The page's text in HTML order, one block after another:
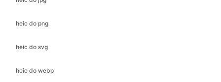
heic do svg
heic do webp
jfif do bmp
jfif do gif